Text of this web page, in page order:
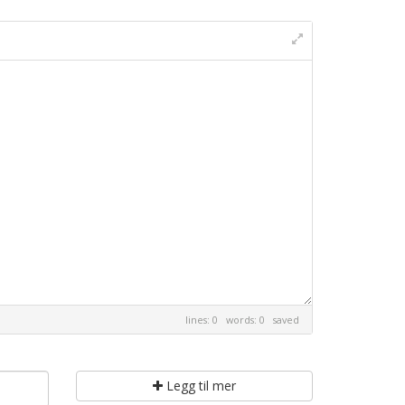
lines: 0 words: 0 saved
Legg til mer